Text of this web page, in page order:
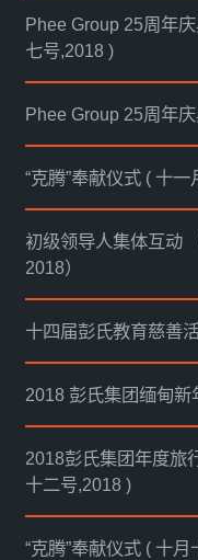
Phee Group 25周年
七号,2018 )
Phee Group 25周年
“克腾”奉献仪式 ( 十
初级领导人集体互动
2018）
十四届彭氏教育慈善
2018 彭氏集团缅甸新
2018彭氏集团年度旅
十二号,2018 )
“克腾”奉献仪式 ( 十